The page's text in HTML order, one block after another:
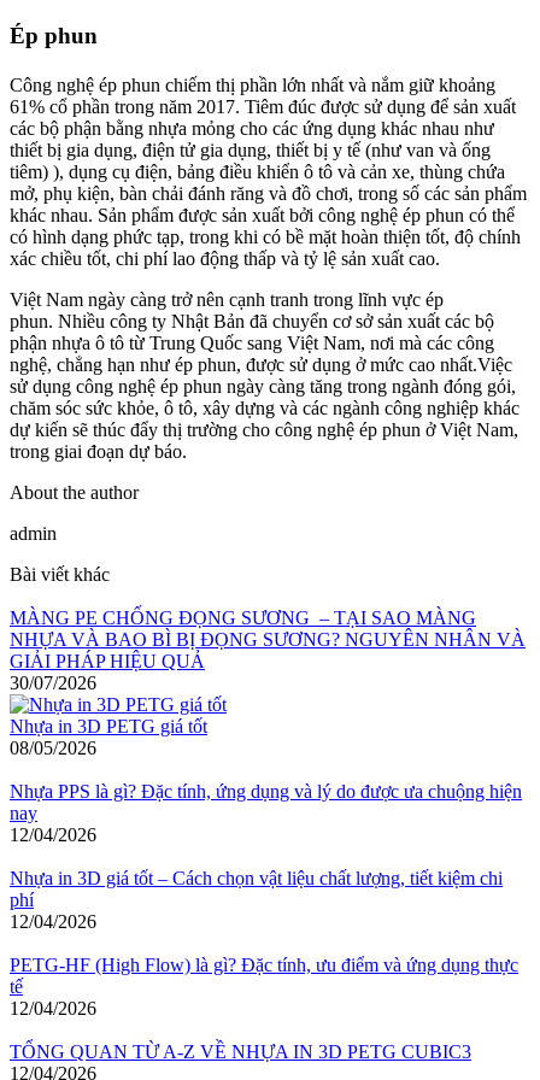
Ép phun
Công nghệ ép phun chiếm thị phần lớn nhất và nắm giữ khoảng
61% cổ phần trong năm 2017. Tiêm đúc được sử dụng để sản xuất
các bộ phận bằng nhựa mỏng cho các ứng dụng khác nhau như
thiết bị gia dụng, điện tử gia dụng, thiết bị y tế (như van và ống
tiêm) ), dụng cụ điện, bảng điều khiển ô tô và cản xe, thùng chứa
mở, phụ kiện, bàn chải đánh răng và đồ chơi, trong số các sản phẩm
khác nhau. Sản phẩm được sản xuất bởi công nghệ ép phun có thể
có hình dạng phức tạp, trong khi có bề mặt hoàn thiện tốt, độ chính
xác chiều tốt, chi phí lao động thấp và tỷ lệ sản xuất cao.
Việt Nam ngày càng trở nên cạnh tranh trong lĩnh vực ép
phun. Nhiều công ty Nhật Bản đã chuyển cơ sở sản xuất các bộ
phận nhựa ô tô từ Trung Quốc sang Việt Nam, nơi mà các công
nghệ, chẳng hạn như ép phun, được sử dụng ở mức cao nhất.Việc
sử dụng công nghệ ép phun ngày càng tăng trong ngành đóng gói,
chăm sóc sức khỏe, ô tô, xây dựng và các ngành công nghiệp khác
dự kiến ​​sẽ thúc đẩy thị trường cho công nghệ ép phun ở Việt Nam,
trong giai đoạn dự báo.
About the author
admin
Bài viết khác
MÀNG PE CHỐNG ĐỌNG SƯƠNG – TẠI SAO MÀNG
NHỰA VÀ BAO BÌ BỊ ĐỌNG SƯƠNG? NGUYÊN NHÂN VÀ
GIẢI PHÁP HIỆU QUẢ
30/07/2026
Nhựa in 3D PETG giá tốt
08/05/2026
Nhựa PPS là gì? Đặc tính, ứng dụng và lý do được ưa chuộng hiện
nay
12/04/2026
Nhựa in 3D giá tốt – Cách chọn vật liệu chất lượng, tiết kiệm chi
phí
12/04/2026
PETG-HF (High Flow) là gì? Đặc tính, ưu điểm và ứng dụng thực
tế
12/04/2026
TỔNG QUAN TỪ A-Z VỀ NHỰA IN 3D PETG CUBIC3
12/04/2026